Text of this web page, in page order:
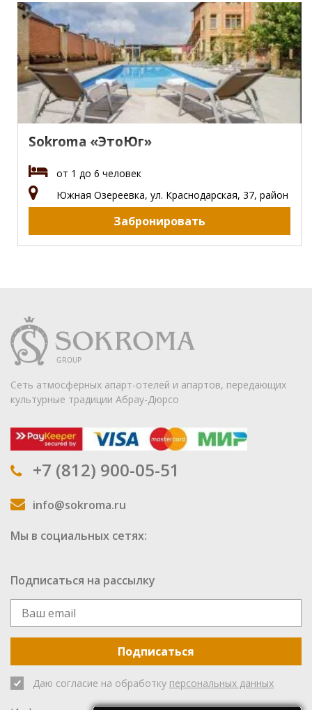
Sokroma «ЭтоЮг»
от 1 до 6 человек
Южная Озереевка, ул. Краснодарская, 37, район
Забронировать
Сеть атмосферных апарт-отелей и апартов, передающих
культурные традиции Абрау-Дюрсо
+7 (812) 900-05-51
info@sokroma.ru
Мы в социальных сетях:
Подписаться на рассылку
Подписаться
Даю согласие на обработку персональных данных